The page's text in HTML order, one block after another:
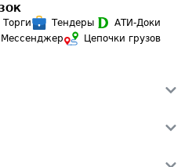
Торги Тендеры
АТИ-Доки
Цепочки грузов